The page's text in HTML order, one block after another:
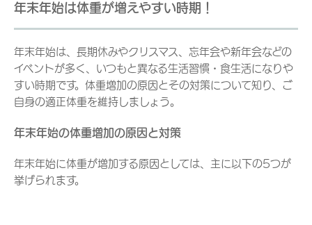
年末年始は体重が増えやすい時期！
年末年始は、長期休みやクリスマス、忘年会や新年会などの
イベントが多く、いつもと異なる生活習慣・食生活になりや
すい時期です。体重増加の原因とその対策について知り、ご
自身の適正体重を維持しましょう。
年末年始の体重増加の原因と対策
年末年始に体重が増加する原因としては、主に以下の5つが
挙げられます。